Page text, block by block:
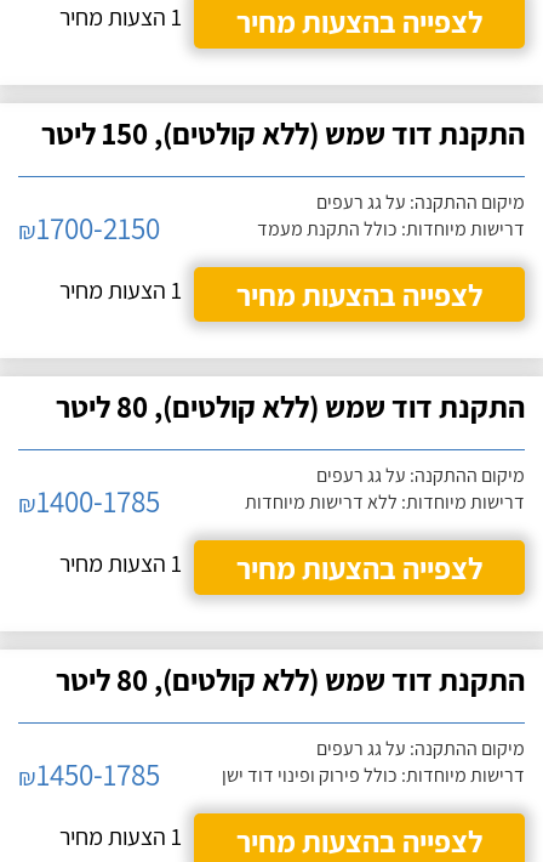
לצפייה בהצעות מחיר
1 הצעות מחיר
התקנת דוד שמש (ללא קולטים), 150 ליטר
מיקום ההתקנה: על גג רעפים
דרישות מיוחדות: כולל התקנת מעמד
₪1700-2150
לצפייה בהצעות מחיר
1 הצעות מחיר
התקנת דוד שמש (ללא קולטים), 80 ליטר
מיקום ההתקנה: על גג רעפים
דרישות מיוחדות: ללא דרישות מיוחדות
₪1400-1785
לצפייה בהצעות מחיר
1 הצעות מחיר
התקנת דוד שמש (ללא קולטים), 80 ליטר
מיקום ההתקנה: על גג רעפים
דרישות מיוחדות: כולל פירוק ופינוי דוד ישן
₪1450-1785
לצפייה בהצעות מחיר
1 הצעות מחיר